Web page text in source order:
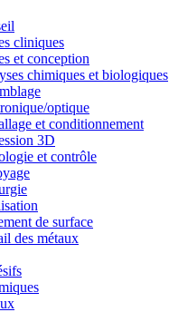
cliniques
et conception
chimiques et biologiques
optique
et conditionnement
3D
et contrôle
de surface
des métaux